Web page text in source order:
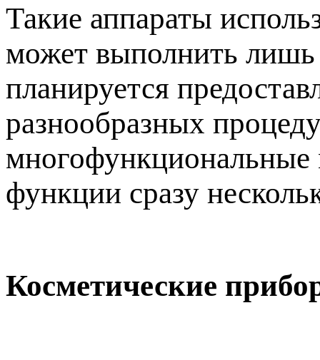
Такие аппараты
может выполнить
планируется
разнообразных
многофункциональные
функции сразу
Косметические